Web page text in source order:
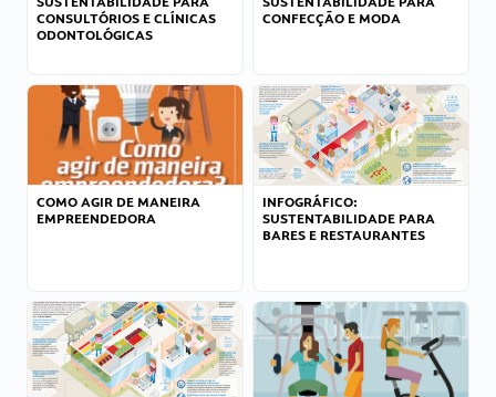
CONSULTÓRIOS E CLÍNICAS
ODONTOLÓGICAS
CONFECÇÃO E MODA
COMO AGIR DE MANEIRA
EMPREENDEDORA
INFOGRÁFICO:
SUSTENTABILIDADE PARA
BARES E RESTAURANTES